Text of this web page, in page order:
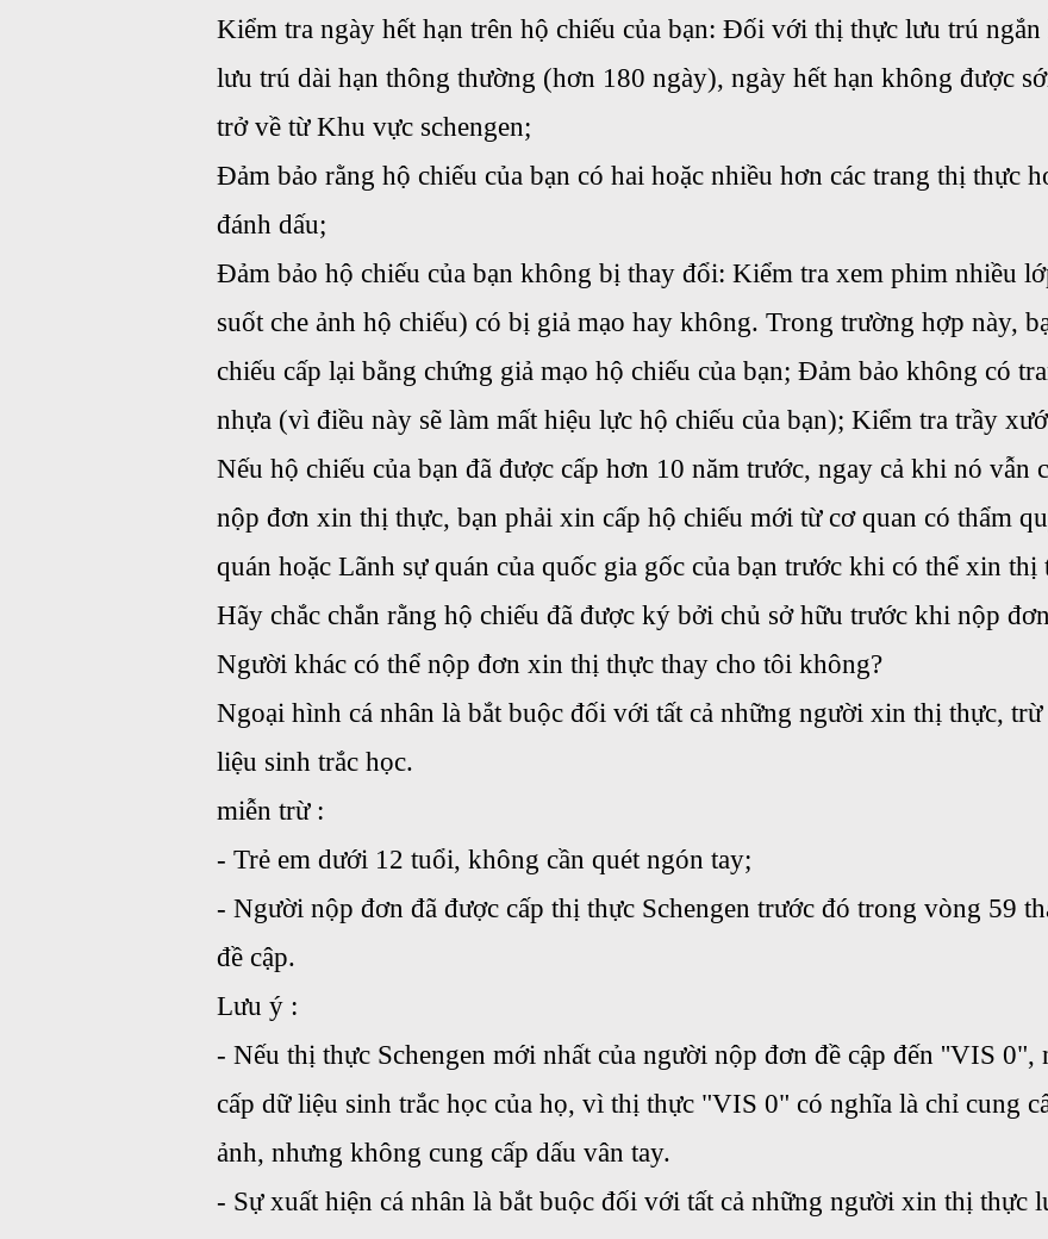
Kiểm tra ngày hết hạn trên hộ chiếu của bạn: Đối với thị thực lưu trú
lưu trú dài hạn thông thường (hơn 180 ngày), ngày hết hạn không được
trở về từ Khu vực schengen;
Đảm bảo rằng hộ chiếu của bạn có hai hoặc nhiều hơn các trang thị thực
đánh dấu;
Đảm bảo hộ chiếu của bạn không bị thay đổi: Kiểm tra xem phim nhiều
suốt che ảnh hộ chiếu) có bị giả mạo hay không. Trong trường hợp này,
chiếu cấp lại bằng chứng giả mạo hộ chiếu của bạn; Đảm bảo không có
nhựa (vì điều này sẽ làm mất hiệu lực hộ chiếu của bạn); Kiểm tra trầy
Nếu hộ chiếu của bạn đã được cấp hơn 10 năm trước, ngay cả khi nó vẫn
nộp đơn xin thị thực, bạn phải xin cấp hộ chiếu mới từ cơ quan có thẩm
quán hoặc Lãnh sự quán của quốc gia gốc của bạn trước khi có thể xin thị
Hãy chắc chắn rằng hộ chiếu đã được ký bởi chủ sở hữu trước khi nộp
Người khác có thể nộp đơn xin thị thực thay cho tôi không?
Ngoại hình cá nhân là bắt buộc đối với tất cả những người xin thị thực,
liệu sinh trắc học.
miễn trừ :
- Trẻ em dưới 12 tuổi, không cần quét ngón tay;
- Người nộp đơn đã được cấp thị thực Schengen trước đó trong vòng 59
đề cập.
Lưu ý :
- Nếu thị thực Schengen mới nhất của người nộp đơn đề cập đến ''VIS
cấp dữ liệu sinh trắc học của họ, vì thị thực "VIS 0" có nghĩa là chỉ cung
ảnh, nhưng không cung cấp dấu vân tay.
- Sự xuất hiện cá nhân là bắt buộc đối với tất cả những người xin thị thực